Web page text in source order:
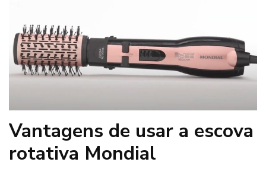
Vantagens de usar a escova
rotativa Mondial